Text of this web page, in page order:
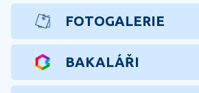
FOTOGALERIE
BAKALÁŘI